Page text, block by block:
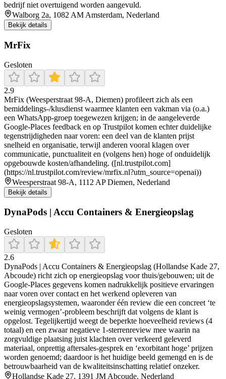
bedrijf niet overtuigend worden aangevuld.
Walborg 2a, 1082 AM Amsterdam, Nederland
Bekijk details
MrFix
Gesloten
2.9
MrFix (Weesperstraat 98-A, Diemen) profileert zich als een
bemiddelings-/klusdienst waarmee klanten een vakman via (o.a.)
een WhatsApp-groep toegewezen krijgen; in de aangeleverde
Google-Places feedback en op Trustpilot komen echter duidelijke
tegenstrijdigheden naar voren: een deel van de klanten prijst
snelheid en organisatie, terwijl anderen vooral klagen over
communicatie, punctualiteit en (volgens hen) hoge of onduidelijk
opgebouwde kosten/afhandeling. ([nl.trustpilot.com]
(https://nl.trustpilot.com/review/mrfix.nl?utm_source=openai))
Weesperstraat 98-A, 1112 AP Diemen, Nederland
Bekijk details
DynaPods | Accu Containers & Energieopslag
Gesloten
2.6
DynaPods | Accu Containers & Energieopslag (Hollandse Kade 27,
Abcoude) richt zich op energieopslag voor thuis/gebouwen; uit de
Google-Places gegevens komen nadrukkelijk positieve ervaringen
naar voren over contact en het werkend opleveren van
energieopslagsystemen, waaronder één review die een concreet ‘te
weinig vermogen’-probleem beschrijft dat volgens de klant is
opgelost. Tegelijkertijd weegt de beperkte hoeveelheid reviews (4
totaal) en een zwaar negatieve 1-sterrenreview mee waarin na
zorgvuldige plaatsing juist klachten over verkeerd geleverd
materiaal, onprettig aftersales-gesprek en ‘exorbitant hoge’ prijzen
worden genoemd; daardoor is het huidige beeld gemengd en is de
betrouwbaarheid van de kwaliteitsinschatting relatief onzeker.
Hollandse Kade 27, 1391 JM Abcoude, Nederland